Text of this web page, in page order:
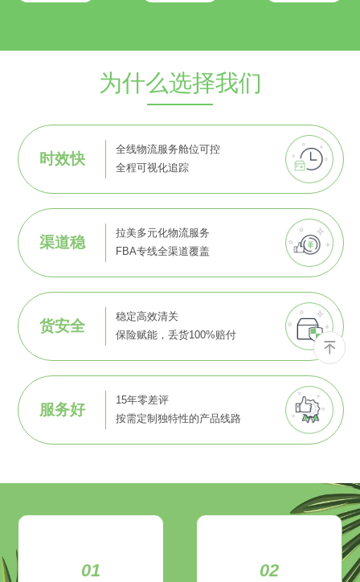
为什么选择我们
时效快
全线物流服务舱位可控
全程可视化追踪
渠道稳
拉美多元化物流服务
FBA专线全渠道覆盖
货安全
稳定高效清关
保险赋能，丢货100%赔付
服务好
15年零差评
按需定制独特性的产品线路
01
02